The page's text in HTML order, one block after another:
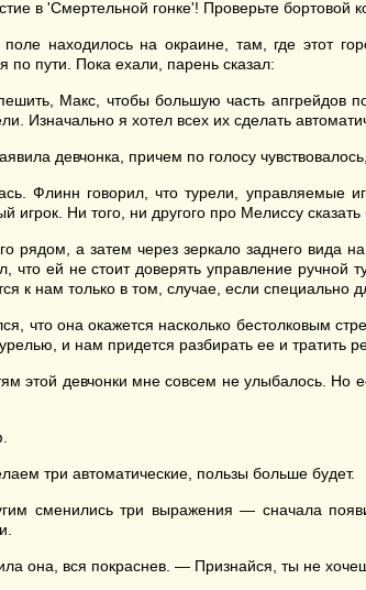
в 'Смертельной гонке'! Проверьте
находилось на окраине, там, где этот
по пути. Пока ехали, парень сказал:
Макс, чтобы большую часть апгрейдов
Изначально я хотел всех их сделать
девчонка, причем по голосу
Флинн говорил, что турели, управляемые
игрок. Ни того, ни другого про Мелиссу
рядом, а затем через зеркало заднего вида
что ей не стоит доверять управление
к нам только в том, случае, если специально
что она окажется насколько бестолковым
и нам придется разбирать ее и тратить
этой девчонки мне совсем не улыбалось.
три автоматические, пользы больше будет.
сменились три выражения — сначала
она, вся покраснев. — Признайся, ты не